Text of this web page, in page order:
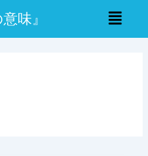
味』
メ
ニ
ュ